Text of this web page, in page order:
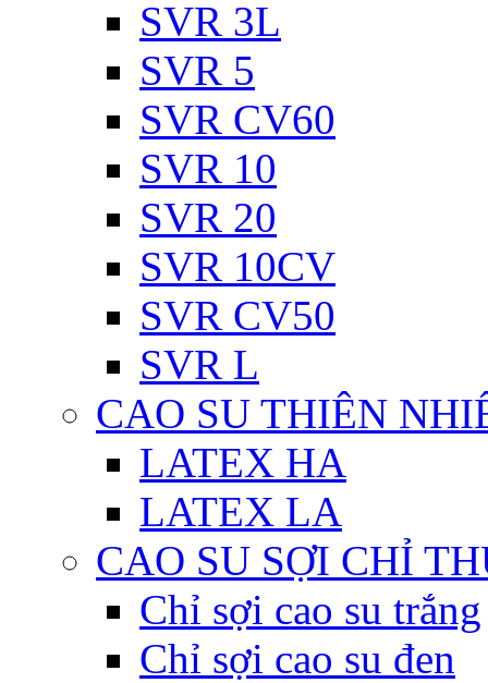
SVR 3L
SVR 5
SVR CV60
SVR 10
SVR 20
SVR 10CV
SVR CV50
SVR L
CAO SU THIÊN
LATEX HA
LATEX LA
CAO SU SỢI CHỈ
Chỉ sợi cao su trắng
Chỉ sợi cao su đen